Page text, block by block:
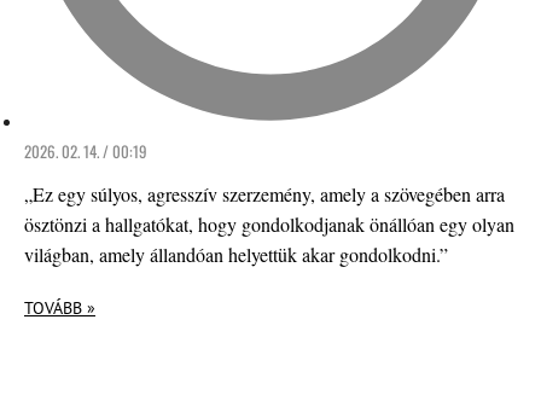
2026. 02. 14. / 00:19
„Ez egy súlyos, agresszív szerzemény, amely a szövegében arra
ösztönzi a hallgatókat, hogy gondolkodjanak önállóan egy olyan
világban, amely állandóan helyettük akar gondolkodni.”
TOVÁBB »